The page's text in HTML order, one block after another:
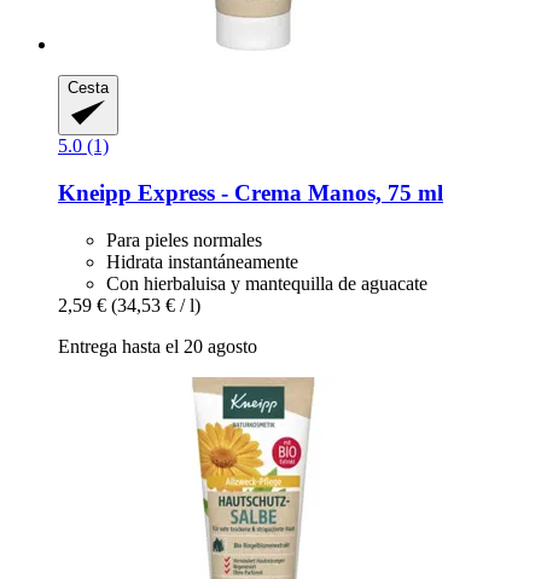
Cesta
5.0 (1)
Kneipp Express -​ Crema Manos, 75 ml
Para pieles normales
Hidrata instantáneamente
Con hierbaluisa y mantequilla de aguacate
2,59 € (34,53 € / l)
Entrega hasta el 20 agosto